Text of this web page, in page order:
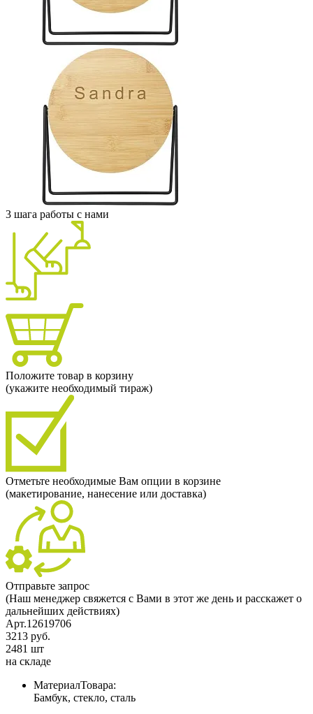
3 шага работы с нами
Положите товар в корзину
(укажите необходимый тираж)
Отметьте необходимые Вам опции в корзине
(макетирование, нанесение или доставка)
Отправьте запрос
(Наш менеджер свяжется с Вами в этот же день и расскажет о
дальнейших действиях)
Арт.12619706
3213 руб.
2481 шт
на складе
МатериалТовара:
Бамбук, стекло, сталь